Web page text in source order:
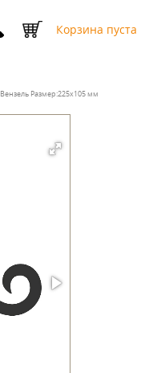
Корзина пуста
Вензель Размер:225х105 мм